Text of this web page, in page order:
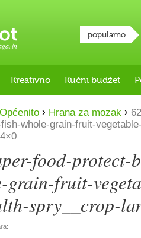
popularno
Kreativno Kućni budžet
Općenito › Hrana za mozak ›
whole-grain-fruit-
food-
grain-fruit-
spry__crop-